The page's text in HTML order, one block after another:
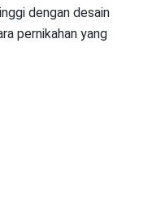
dengan desain
pernikahan yang